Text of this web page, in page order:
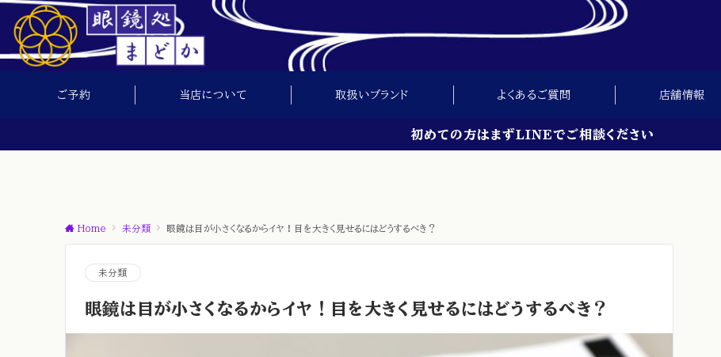
ご予約 当店について 取扱いブランド よくあるご質問 店舗情報
初めての方はまずLINEでご相談ください
Home 未分類 眼鏡は目が小さくなるからイヤ！目を大きく見せるにはどうするべき？
未分類
眼鏡は目が小さくなるからイヤ！目を大きく見せるにはどうするべき？